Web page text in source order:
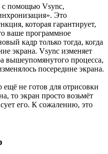
с помощью Vsync,
Это
которая гарантирует,
ваше программное
кадр только тогда, когда
экрана. Vsync изменяет
вышеупомянутого процесса,
посередине экрана.
не готов для отрисовки
то экран просто возьмёт
его. К сожалению, это